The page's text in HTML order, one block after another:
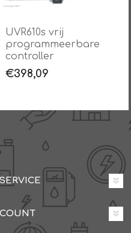
UVR610S vrij
programmeerbare
controller met
MODBUS